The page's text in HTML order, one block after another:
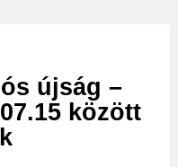
újság –
között